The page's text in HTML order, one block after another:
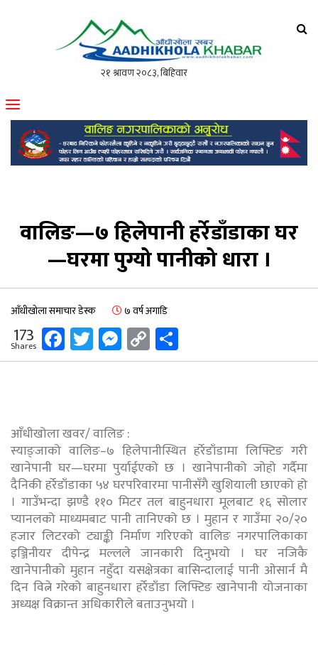
मोफसलकै लोकप्रिय अनलाइन पत्रिका
वालिङ—७ हिलेपानी हर्रेडाँडाका घर
—घरमा पुग्यो पानीको धारा ।
आँधीखोला समाचार डेस्क ७ वर्ष अगाडि
173
Shares Facebook
Twitter
Messenger
Copy
Link
आँधीखोला खवर/ वालिङ :
स्याङ्जाको वालिङ–७ हिलेपानीस्थित हर्रेडाँडामा लिफ्टिङ गरी
खानेपानी घर—घरमा पुर्याईएको छ । खानेपानीको जोहो गर्दैमा
दैनिकी हर्रेडाँडाका ५४ घरपरिवारमा पानीसँगै खुशियाली छाएको हो
। गाउँभन्दा झण्डै ११० मिटर तल बाहुनधारा मूलबाट १६ सोलार
प्यानलको माध्यमबाट पानी तानिएको छ । मुहान र गाउँमा २०/२०
हजार लिटरको ट्याङ्की निर्माण गरिएको वालिङ नगरपालिकाका
इञ्जिनीयर दीपेन्द्र मल्लले जानकारी दिनुभयो । घर नजिकै
खानेपानीको मुहान नहुँदा यसक्षेत्रका बासिन्दालाई पानी ओसार्न मै
दिन वित्ने गरेको बाहुनधारा हर्रेडाँडा लिफ्टिङ खानेपानी योजनाका
अध्यक्ष विक्रान्त अधिकारीले बताउनुभयो ।